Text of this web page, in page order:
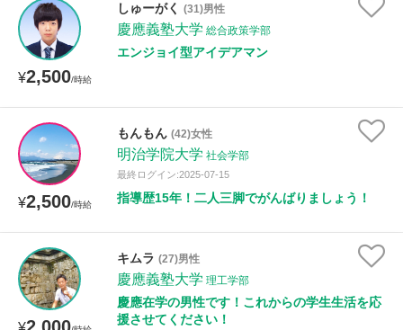
¥2,500/時給
しゅーがく (31)男性
慶應義塾大学 総合政策学部
エンジョイ型アイデアマン
¥2,500/時給
もんもん (42)女性
明治学院大学 社会学部
最終ログイン:2025-07-15
指導歴15年！二人三脚でがんばりましょう！
キムラ (27)男性
慶應義塾大学 理工学部
慶應在学の男性です！これからの学生生活を応
援させてください！